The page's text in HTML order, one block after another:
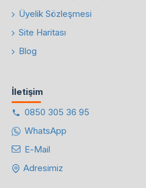
Üyelik Sözleşmesi
Site Haritası
Blog
İletişim
0850 305 36 95
WhatsApp
E-Mail
Adresimiz